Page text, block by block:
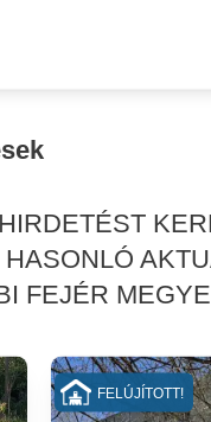
FEJÉR
FELÚJÍTOTT!